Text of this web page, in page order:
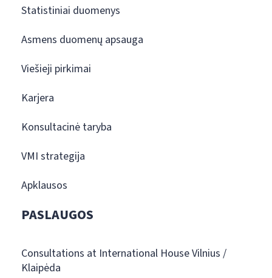
Statistiniai duomenys
Asmens duomenų apsauga
Viešieji pirkimai
Karjera
Konsultacinė taryba
VMI strategija
Apklausos
PASLAUGOS
Consultations at International House Vilnius /
Klaipėda